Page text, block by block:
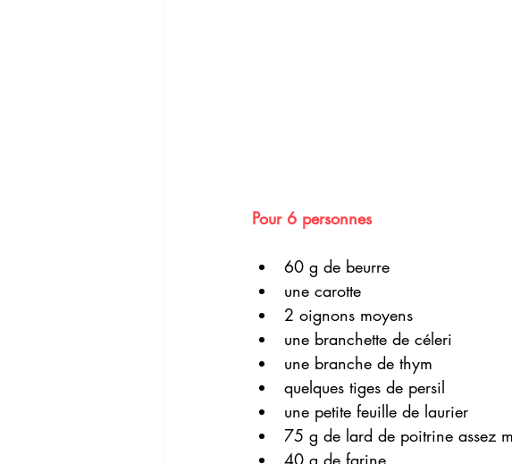
Pour 6 personnes
60 g de beurre
une carotte
2 oignons moyens
une branchette de céleri
une branche de thym
quelques tiges de persil
une petite feuille de laurier
75 g de lard de poitrine assez
40 g de farine